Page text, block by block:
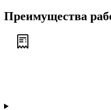
Преимущества